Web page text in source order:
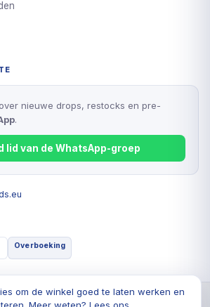
nieuwe drops, restocks en pre-
.
lid van de WhatsApp-groep
Overboeking
Alle rechten voorbehouden
om de winkel goed te laten werken en